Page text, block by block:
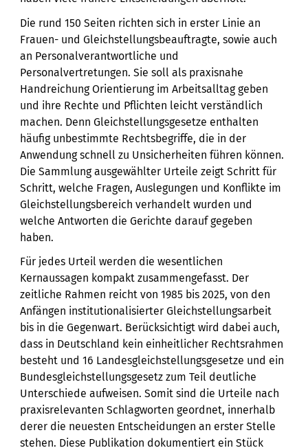
Die rund 150 Seiten richten sich in erster Linie an
Frauen- und Gleichstellungsbeauftragte, sowie auch
an Personalverantwortliche und
Personalvertretungen. Sie soll als praxisnahe
Handreichung Orientierung im Arbeitsalltag geben
und ihre Rechte und Pflichten leicht verständlich
machen. Denn Gleichstellungsgesetze enthalten
häufig unbestimmte Rechtsbegriffe, die in der
Anwendung schnell zu Unsicherheiten führen können.
Die Sammlung ausgewählter Urteile zeigt Schritt für
Schritt, welche Fragen, Auslegungen und Konflikte im
Gleichstellungsbereich verhandelt wurden und
welche Antworten die Gerichte darauf gegeben
haben.
Für jedes Urteil werden die wesentlichen
Kernaussagen kompakt zusammengefasst. Der
zeitliche Rahmen reicht von 1985 bis 2025, von den
Anfängen institutionalisierter Gleichstellungsarbeit
bis in die Gegenwart. Berücksichtigt wird dabei auch,
dass in Deutschland kein einheitlicher Rechtsrahmen
besteht und 16 Landesgleichstellungsgesetze und ein
Bundesgleichstellungsgesetz zum Teil deutliche
Unterschiede aufweisen. Somit sind die Urteile nach
praxisrelevanten Schlagworten geordnet, innerhalb
derer die neuesten Entscheidungen an erster Stelle
stehen. Diese Publikation dokumentiert ein Stück